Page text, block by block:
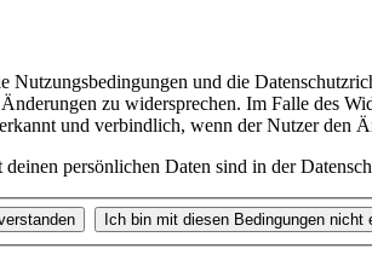
Nutzungsbedingungen und die
zu widersprechen. Im Falle des
und verbindlich, wenn der Nutzer den
persönlichen Daten sind in der